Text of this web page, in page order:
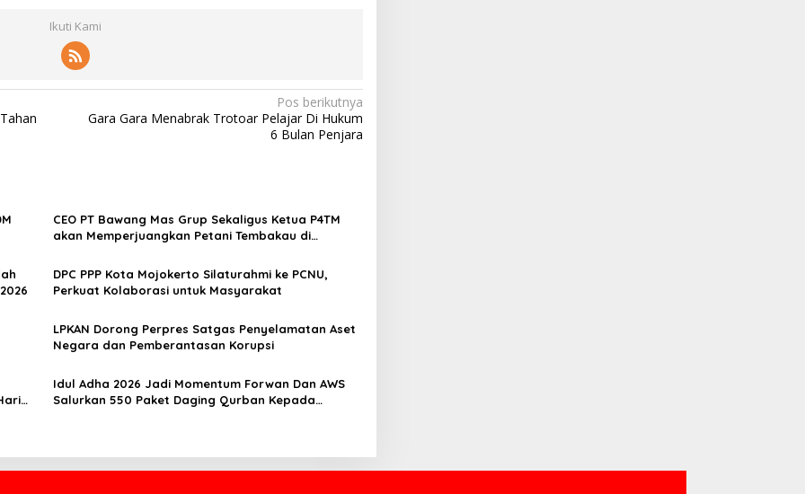
Ikuti Kami
Pos berikutnya
Gara Gara Menabrak Trotoar Pelajar Di Hukum
6 Bulan Penjara
CEO PT Bawang Mas Grup Sekaligus Ketua P4TM
akan Memperjuangkan Petani Tembakau di
DPC PPP Kota Mojokerto Silaturahmi ke PCNU,
Perkuat Kolaborasi untuk Masyarakat
LPKAN Dorong Perpres Satgas Penyelamatan Aset
Negara dan Pemberantasan Korupsi
‎Idul Adha 2026 Jadi Momentum Forwan Dan AWS
Salurkan 550 Paket Daging Qurban Kepada